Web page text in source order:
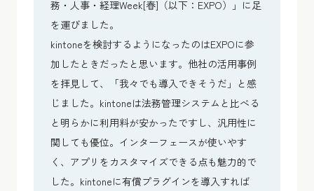
務・人事・経理Week[春]（以下：EXPO）」に足
を運びました。
kintoneを検討するようになったのはEXPOに参
加したときだったと思います。他社の活用事例
を拝見して、「我々でも導入できそうだ」と感
じました。kintoneは法務管理システムと比べる
と明らかに利用料が安かったですし、汎用性に
関しても優位。インターフェースが使いやす
く、アプリをカスタマイズできる点も魅力的で
した。kintoneに有償プラグインを導入すれば